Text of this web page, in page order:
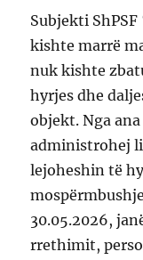
Subjekti
kishte marrë
nuk kishte
hyrjes dhe
objekt. Nga
administrohej
lejoheshin të
30.05.2026,
rrethimit,